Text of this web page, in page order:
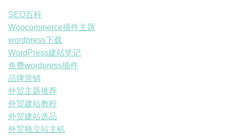
SEO百科
Woocommerce插件主题
wordpress下载
WordPress建站笔记
免费wordpress插件
品牌营销
外贸主题推荐
外贸建站教程
外贸建站选品
外贸独立站主机